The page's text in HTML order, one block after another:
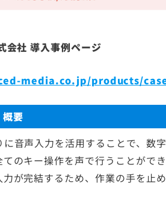
会社 導入事例ページ
media.co.jp/products/
要
音声入力を活用することで、数
のキー操作を声で行うことがで
が完結するため、作業の手を止